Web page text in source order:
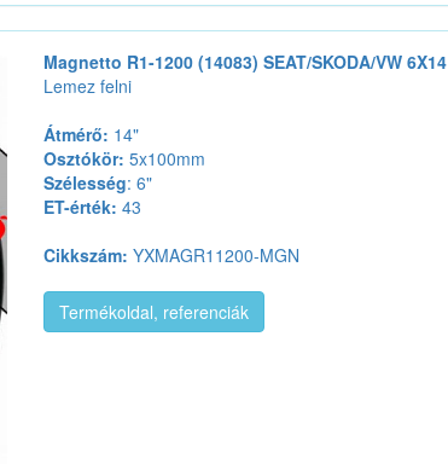
Magnetto R1-1200 (14083) SEAT/SKODA/VW 6X14
Lemez felni
Átmérő: 14"
Osztókör: 5x100mm
Szélesség: 6"
ET-érték: 43
Cikkszám: YXMAGR11200-MGN
Termékoldal, referenciák